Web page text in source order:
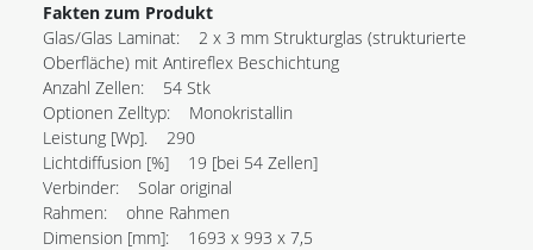
Fakten zum Produkt
Glas/Glas Laminat: 2 x 3 mm Strukturglas (strukturierte
Oberfläche) mit Antireflex Beschichtung
Anzahl Zellen: 54 Stk
Optionen Zelltyp: Monokristallin
Leistung [Wp]. 290
Lichtdiffusion [%] 19 [bei 54 Zellen]
Verbinder: Solar original
Rahmen: ohne Rahmen
Dimension [mm]: 1693 x 993 x 7,5